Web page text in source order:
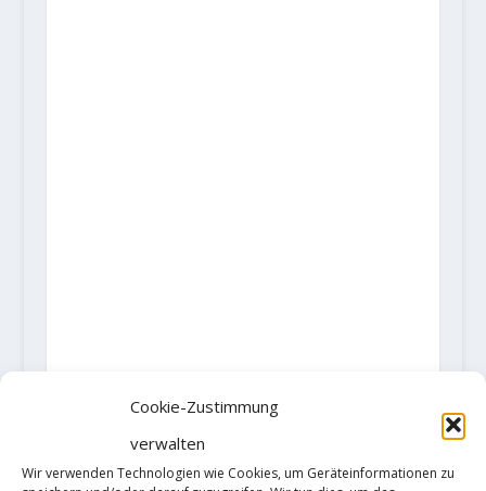
Cookie-Zustimmung
verwalten
Wir verwenden Technologien wie Cookies, um Geräteinformationen zu
AKTIE: